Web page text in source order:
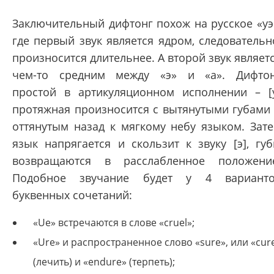
Заключительный дифтонг похож на русское
где первый звук является ядром,
произносится длительнее. А второй звук
чем-то средним между «э» и «а».
простой в артикуляционном исполнении –
протяжная произносится с вытянутыми
оттянутым назад к мягкому небу языком.
язык напрягается и скользит к звуку [э],
возвращаются в расслабленное
Подобное звучание будет у 4
буквенных сочетаний:
«Ue» встречаются в слове «cruel»;
«Ure» и распространенное слово «sure», или
(лечить) и «endure» (терпеть);